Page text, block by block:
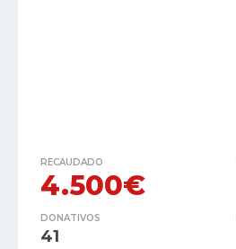
RECAUDADO
4.500€
DONATIVOS
41